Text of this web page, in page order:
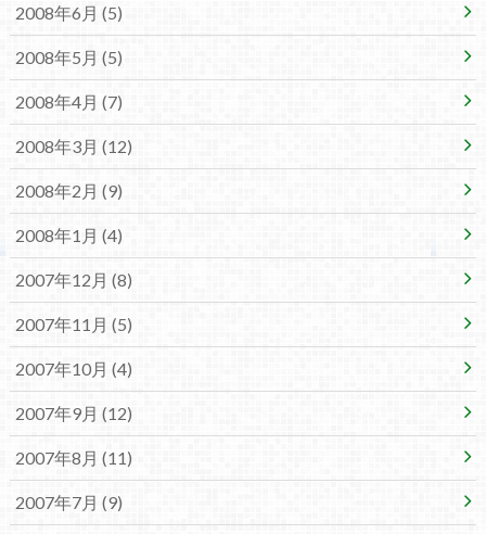
2008年6月 (5)
2008年5月 (5)
2008年4月 (7)
2008年3月 (12)
2008年2月 (9)
2008年1月 (4)
2007年12月 (8)
2007年11月 (5)
2007年10月 (4)
2007年9月 (12)
2007年8月 (11)
2007年7月 (9)